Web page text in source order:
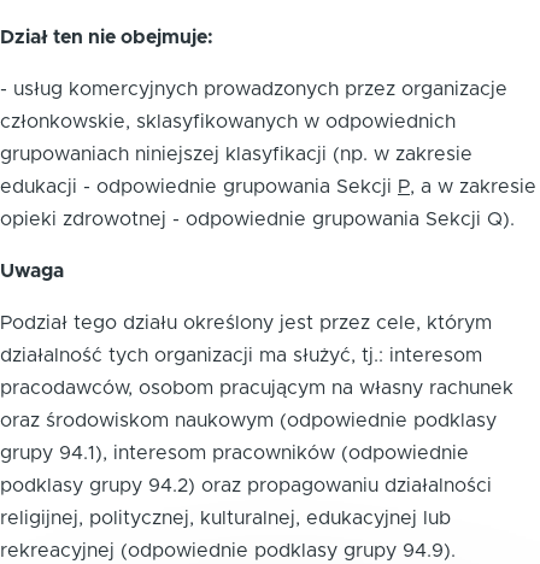
Dział ten nie obejmuje:
- usług komercyjnych prowadzonych przez organizacje
członkowskie, sklasyfikowanych w odpowiednich
grupowaniach niniejszej klasyfikacji (np. w zakresie
edukacji - odpowiednie grupowania Sekcji P, a w zakresie
opieki zdrowotnej - odpowiednie grupowania Sekcji Q).
Uwaga
Podział tego działu określony jest przez cele, którym
działalność tych organizacji ma służyć, tj.: interesom
pracodawców, osobom pracującym na własny rachunek
oraz środowiskom naukowym (odpowiednie podklasy
grupy 94.1), interesom pracowników (odpowiednie
podklasy grupy 94.2) oraz propagowaniu działalności
religijnej, politycznej, kulturalnej, edukacyjnej lub
rekreacyjnej (odpowiednie podklasy grupy 94.9).